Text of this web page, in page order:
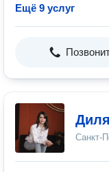
Ещё 9 услуг
Санкт-